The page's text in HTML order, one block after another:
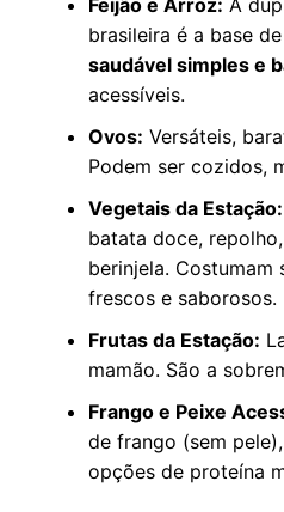
Feijão e Arroz: A
brasileira é a base
saudável simples e
acessíveis.
Ovos: Versáteis,
Podem ser cozidos,
Vegetais da Estação:
batata doce,
berinjela. Costumam
frescos e saborosos.
Frutas da Estação:
mamão. São a
Frango e Peixe
de frango (sem
opções de proteína